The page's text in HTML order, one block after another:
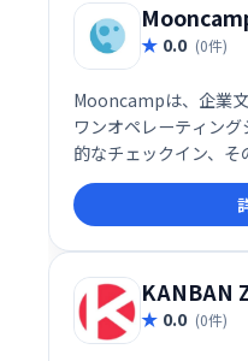
0.0 (0件)
Mooncampは、企業
ワンオペレーティン
的なチェックイン、
幸福感にあふれ、高
場環境を実現します。
め、組織全体の成長
KANBAN
0.0 (0件)